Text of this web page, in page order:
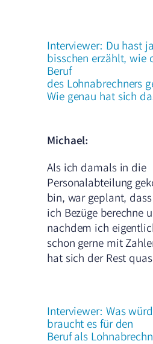
Interviewer: Du hast
bisschen erzählt, wie
Beruf
des Lohnabrechners
Wie genau hat sich
Michael:
Als ich damals in die
Personalabteilung
bin, war geplant, dass
ich Bezüge berechne
nachdem ich
schon gerne mit
hat sich der Rest
Interviewer: Was
braucht es für den
Beruf als